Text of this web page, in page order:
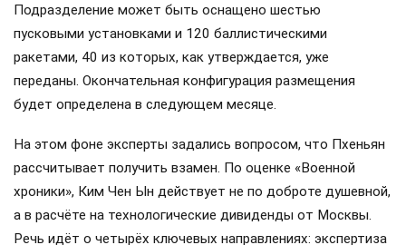
Подразделение может быть оснащено шестью
пусковыми установками и 120 баллистическими
ракетами, 40 из которых, как утверждается, уже
переданы. Окончательная конфигурация размещения
будет определена в следующем месяце.
На этом фоне эксперты задались вопросом, что Пхеньян
рассчитывает получить взамен. По оценке «Военной
хроники», Ким Чен Ын действует не по доброте душевной,
а в расчёте на технологические дивиденды от Москвы.
Речь идёт о четырёх ключевых направлениях: экспертиза